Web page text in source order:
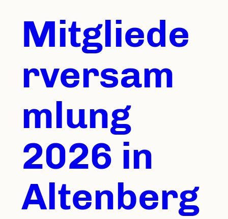
Mitgliede
rversam
mlung
2026 in
Altenberg